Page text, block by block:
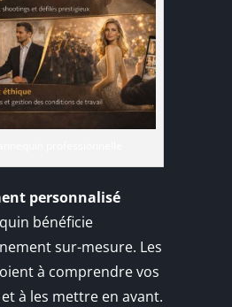
personnalisé
bénéficie
sur-mesure. Les
à comprendre vos
à les mettre en avant.